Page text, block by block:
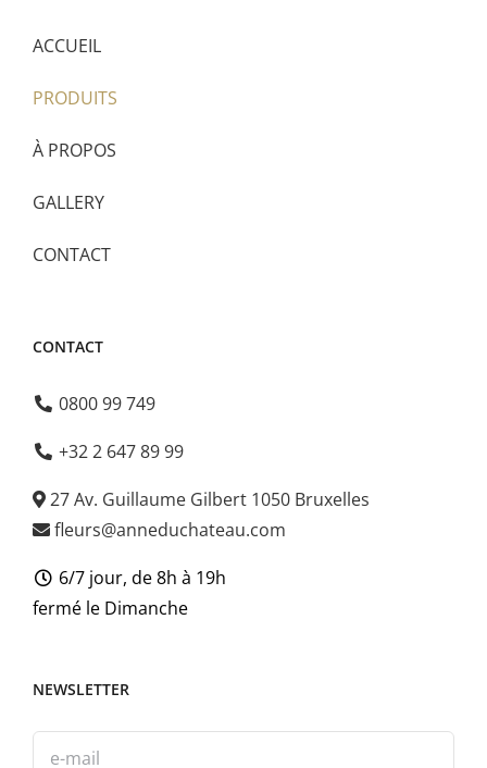
ACCUEIL
PRODUITS
À PROPOS
GALLERY
CONTACT
CONTACT
0800 99 749
+32 2 647 89 99
27 Av. Guillaume Gilbert 1050 Bruxelles
fleurs@anneduchateau.com
6/7 jour, de 8h à 19h
fermé le Dimanche
NEWSLETTER